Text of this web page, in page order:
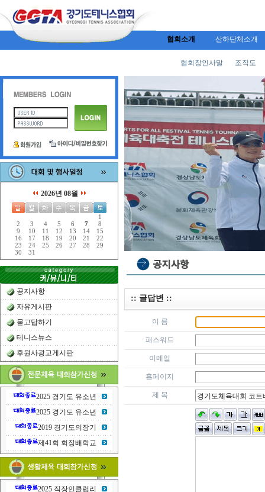
협회소개 산하단체소개
협회장인사말 조직도
2026년 08월
1
2
3 4 5 6 7
8
9
10 11 12 13 14
15
16
17 18 19 20 21
22
23
24 25 26 27 28
29
30
31
공지사항
자유게시판
묻고답하기
테니스뉴스
후원사광고게시판
2025 경기도 유소년
2025 경기도 유소년
2019 경기도의장기
제41회 회장배학교
2025 직장인클럽리
:: 글답변 ::
이 름
패스워드
이메일
홈페이지
제 목